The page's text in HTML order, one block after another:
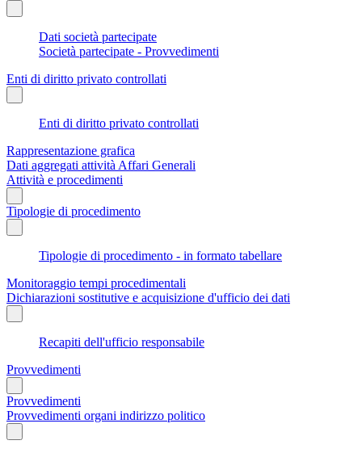
Dati società partecipate
Società partecipate - Provvedimenti
Enti di diritto privato controllati
Enti di diritto privato controllati
Rappresentazione grafica
Dati aggregati attività Affari Generali
Attività e procedimenti
Tipologie di procedimento
Tipologie di procedimento - in formato tabellare
Monitoraggio tempi procedimentali
Dichiarazioni sostitutive e acquisizione d'ufficio dei dati
Recapiti dell'ufficio responsabile
Provvedimenti
Provvedimenti
Provvedimenti organi indirizzo politico